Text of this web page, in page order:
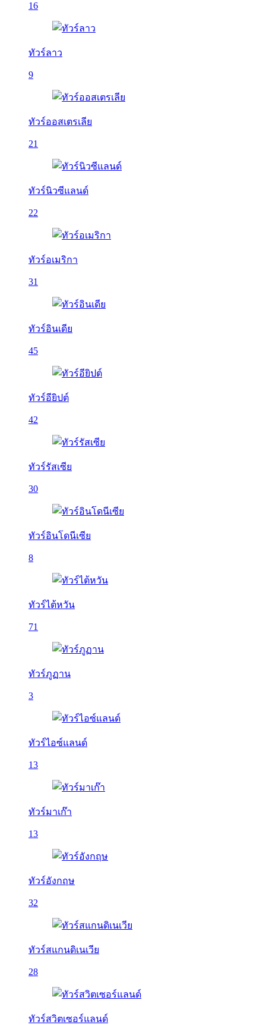
16
ทัวร์ลาว
9
ทัวร์ออสเตรเลีย
21
ทัวร์นิวซีแลนด์
22
ทัวร์อเมริกา
31
ทัวร์อินเดีย
45
ทัวร์อียิปต์
42
ทัวร์รัสเซีย
30
ทัวร์อินโดนีเซีย
8
ทัวร์ไต้หวัน
71
ทัวร์ภูฏาน
3
ทัวร์ไอซ์แลนด์
13
ทัวร์มาเก๊า
13
ทัวร์อังกฤษ
32
ทัวร์สแกนดิเนเวีย
28
ทัวร์สวิตเซอร์แลนด์